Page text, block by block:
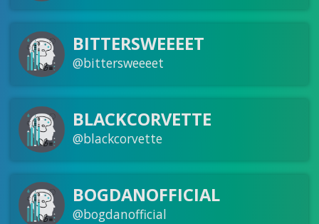
BITTERSWEEEET
@bittersweeeet
BLACKCORVETTE
@blackcorvette
BOGDANOFFICIAL
@bogdanofficial